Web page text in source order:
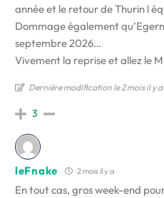
année et le retour de Thurin l
Dommage également
septembre 2026…
Vivement la reprise et allez le
Dernière modification le 2 mois il y
3
leFnake 2 mois il y a
En tout cas, gros week-end